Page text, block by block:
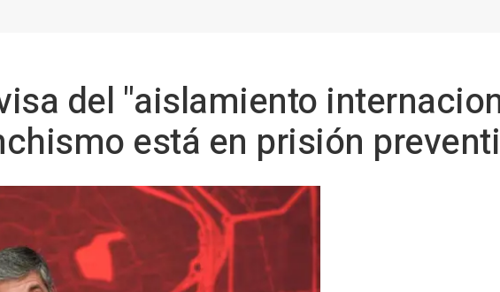
del "aislamiento
está en prisión